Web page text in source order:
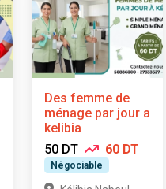
Des femme de
ménage par jour a
kelibia
50 DT
60 DT
Négociable